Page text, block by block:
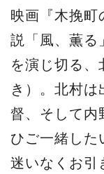
映画『木挽町
説「風、薫る
を演じ切る、
き）。北村は
督、そして内
ひご一緒した
迷いなくお引